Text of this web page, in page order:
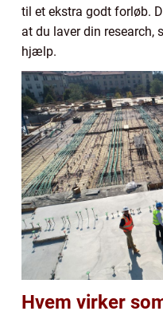
til et ekstra godt forløb.
at du laver din research,
hjælp.
Hvem virker